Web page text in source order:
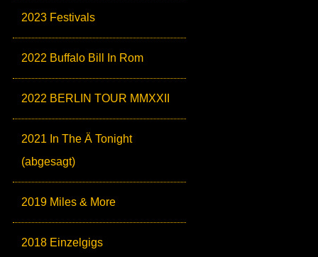
2023 Festivals
2022 Buffalo Bill In Rom
2022 BERLIN TOUR MMXXII
2021 In The Ä Tonight
(abgesagt)
2019 Miles & More
2018 Einzelgigs